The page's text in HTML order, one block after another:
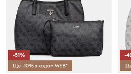
-51%
Ще -10% з кодом WEB*
-